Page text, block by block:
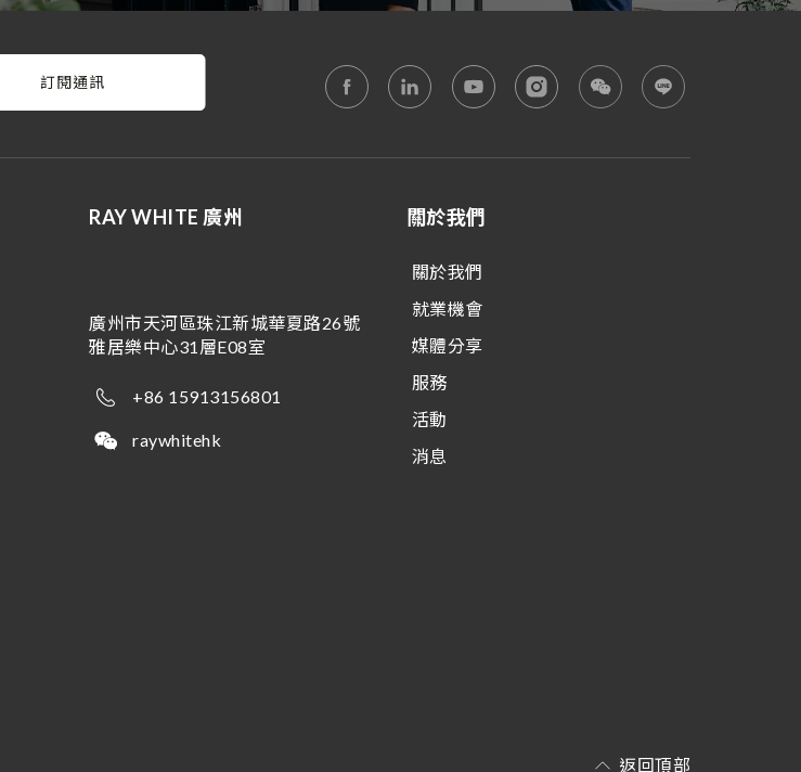
RAY WHITE 廣州
廣州市天河區珠江新城華夏路26號
雅居樂中心31層E08室
+86 15913156801
raywhitehk
訂閱通訊
關於我們
關於我們
就業機會
媒體分享
服務
活動
消息
返回頂部